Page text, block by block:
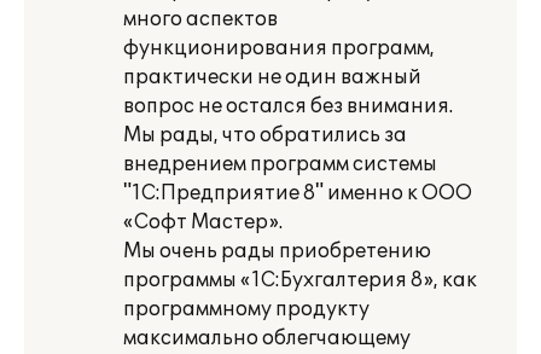
много аспектов
функционирования программ,
практически не один важный
вопрос не остался без внимания.
Мы рады, что обратились за
внедрением программ системы
"1С:Предприятие 8" именно к ООО
«Софт Мастер».
Мы очень рады приобретению
программы «1С:Бухгалтерия 8», как
программному продукту
максимально облегчающему